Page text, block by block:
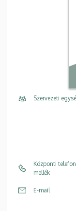
Szervezeti
Központi
mellék
E-mail